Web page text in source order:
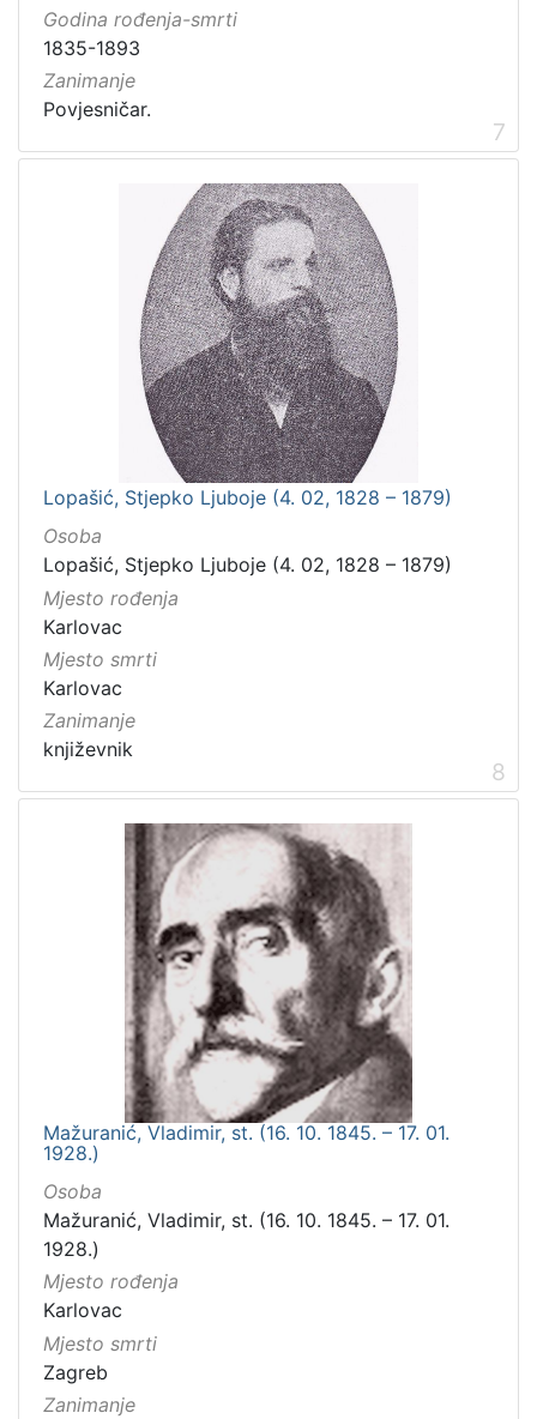
Godina rođenja-smrti
1835-1893
Zanimanje
Povjesničar.
7
Lopašić, Stjepko Ljuboje (4. 02, 1828 – 1879)
Osoba
Lopašić, Stjepko Ljuboje (4. 02, 1828 – 1879)
Mjesto rođenja
Karlovac
Mjesto smrti
Karlovac
Zanimanje
književnik
8
Mažuranić, Vladimir, st. (16. 10. 1845. – 17. 01.
1928.)
Osoba
Mažuranić, Vladimir, st. (16. 10. 1845. – 17. 01.
1928.)
Mjesto rođenja
Karlovac
Mjesto smrti
Zagreb
Zanimanje